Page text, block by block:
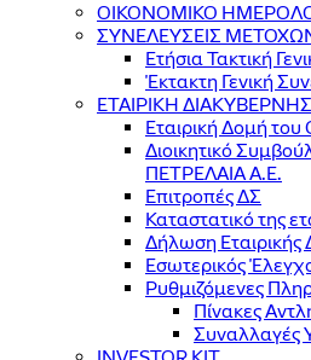
ΟΙΚΟΝΟΜΙΚΟ
ΣΥΝΕΛΕΥΣΕΙΣ
Ετήσια Τακτική
Έκτακτη Γενική
ΕΤΑΙΡΙΚΗ
Εταιρική Δομή του
Διοικητικό
ΠΕΤΡΕΛΑΙΑ Α.Ε.
Επιτροπές ΔΣ
Καταστατικό της
Δήλωση Εταιρικής
Εσωτερικός
Ρυθμιζόμενες
Πίνακες